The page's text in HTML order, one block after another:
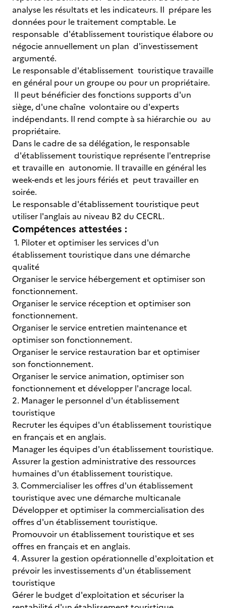
analyse les résultats et les indicateurs. Il prépare les
données pour le traitement comptable. Le
responsable d'établissement touristique élabore ou
négocie annuellement un plan d'investissement
argumenté.
Le responsable d'établissement touristique travaille
en général pour un groupe ou pour un propriétaire.
Il peut bénéficier des fonctions supports d'un
siège, d'une chaîne volontaire ou d'experts
indépendants. Il rend compte à sa hiérarchie ou au
propriétaire.
Dans le cadre de sa délégation, le responsable
d'établissement touristique représente l'entreprise
et travaille en autonomie. Il travaille en général les
week-ends et les jours fériés et peut travailler en
soirée.
Le responsable d'établissement touristique peut
utiliser l'anglais au niveau B2 du CECRL.
Compétences attestées :
1. Piloter et optimiser les services d'un
établissement touristique dans une démarche
qualité
Organiser le service hébergement et optimiser son
fonctionnement.
Organiser le service réception et optimiser son
fonctionnement.
Organiser le service entretien maintenance et
optimiser son fonctionnement.
Organiser le service restauration bar et optimiser
son fonctionnement.
Organiser le service animation, optimiser son
fonctionnement et développer l'ancrage local.
2. Manager le personnel d'un établissement
touristique
Recruter les équipes d'un établissement touristique
en français et en anglais.
Manager les équipes d'un établissement touristique.
Assurer la gestion administrative des ressources
humaines d'un établissement touristique.
3. Commercialiser les offres d'un établissement
touristique avec une démarche multicanale
Développer et optimiser la commercialisation des
offres d'un établissement touristique.
Promouvoir un établissement touristique et ses
offres en français et en anglais.
4. Assurer la gestion opérationnelle d'exploitation et
prévoir les investissements d'un établissement
touristique
Gérer le budget d'exploitation et sécuriser la